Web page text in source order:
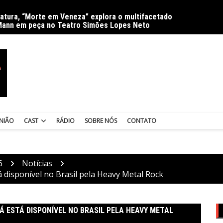
“Morte em Veneza” explora o multifacetado
em peça no Teatro Simões Lopes Neto
CAST RÁDIO SOBRE NÓS CONTATO
Notícias
disponível no Brasil pela Heavy Metal Rock
DISPONÍVEL NO BRASIL PELA HEAVY METAL